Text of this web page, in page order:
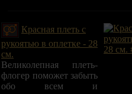
Красная плеть с
рукоятью в оплетке - 28
см.
Великолепная плеть-
флогер поможет забыть
обо всем и